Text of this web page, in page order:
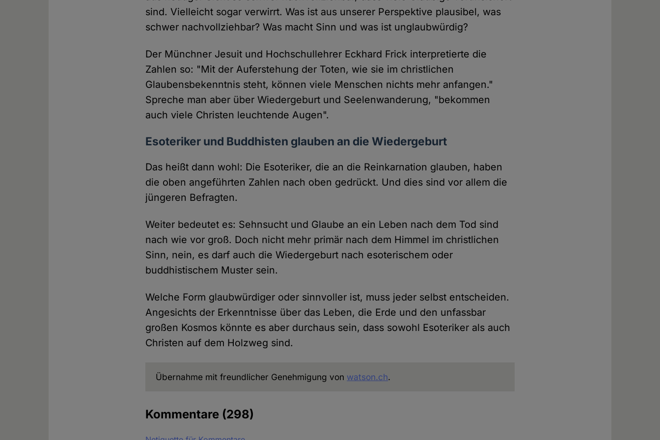
sind. Vielleicht sogar verwirrt. Was ist aus unserer Perspektive plausibel, was
schwer nachvollziehbar? Was macht Sinn und was ist unglaubwürdig?
Der Münchner Jesuit und Hochschullehrer Eckhard Frick interpretierte die
Zahlen so: "Mit der Auferstehung der Toten, wie sie im christlichen
Glaubensbekenntnis steht, können viele Menschen nichts mehr anfangen."
Spreche man aber über Wiedergeburt und Seelenwanderung, "bekommen
auch viele Christen leuchtende Augen".
Esoteriker und Buddhisten glauben an die Wiedergeburt
Das heißt dann wohl: Die Esoteriker, die an die Reinkarnation glauben, haben
die oben angeführten Zahlen nach oben gedrückt. Und dies sind vor allem die
jüngeren Befragten.
Weiter bedeutet es: Sehnsucht und Glaube an ein Leben nach dem Tod sind
nach wie vor groß. Doch nicht mehr primär nach dem Himmel im christlichen
Sinn, nein, es darf auch die Wiedergeburt nach esoterischem oder
buddhistischem Muster sein.
Welche Form glaubwürdiger oder sinnvoller ist, muss jeder selbst entscheiden.
Angesichts der Erkenntnisse über das Leben, die Erde und den unfassbar
großen Kosmos könnte es aber durchaus sein, dass sowohl Esoteriker als auch
Christen auf dem Holzweg sind.
Übernahme mit freundlicher Genehmigung von watson.ch.
Kommentare (298)